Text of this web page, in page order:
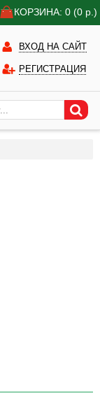
КОРЗИНА: 0 (0 р.)
ВХОД НА САЙТ
РЕГИСТРАЦИЯ